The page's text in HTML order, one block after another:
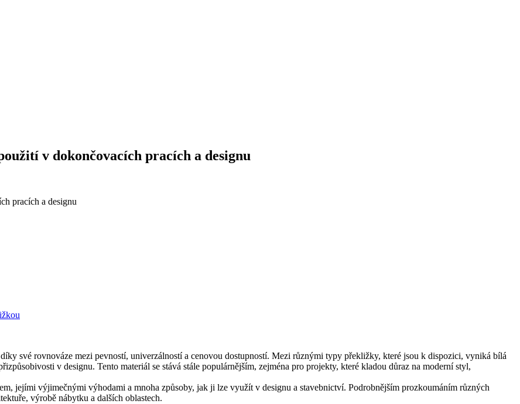
v dokončovacích pracích a designu
pracích a designu
své rovnováze mezi pevností, univerzálností a cenovou dostupností. Mezi různými typy překližky, které jsou k dispozici, vyniká bílá
v designu. Tento materiál se stává stále populárnějším, zejména pro projekty, které kladou důraz na moderní styl,
jejími výjimečnými výhodami a mnoha způsoby, jak ji lze využít v designu a stavebnictví. Podrobnějším prozkoumáním různých
výrobě nábytku a dalších oblastech.